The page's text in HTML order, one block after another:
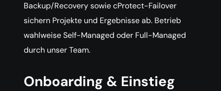
Backup/Recovery sowie cProtect-Failover
sichern Projekte und Ergebnisse ab. Betrieb
wahlweise Self-Managed oder Full-Managed
durch unser Team.
Onboarding & Einstieg